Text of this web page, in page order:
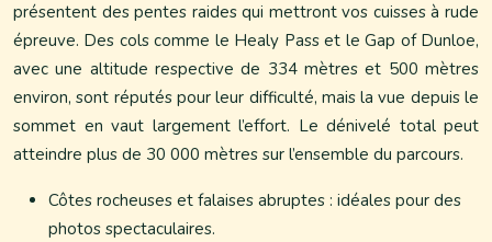
présentent des pentes raides qui mettront vos cuisses à rude
épreuve. Des cols comme le Healy Pass et le Gap of Dunloe,
avec une altitude respective de 334 mètres et 500 mètres
environ, sont réputés pour leur difficulté, mais la vue depuis le
sommet en vaut largement l’effort. Le dénivelé total peut
atteindre plus de 30 000 mètres sur l’ensemble du parcours.
Côtes rocheuses et falaises abruptes : idéales pour des
photos spectaculaires.